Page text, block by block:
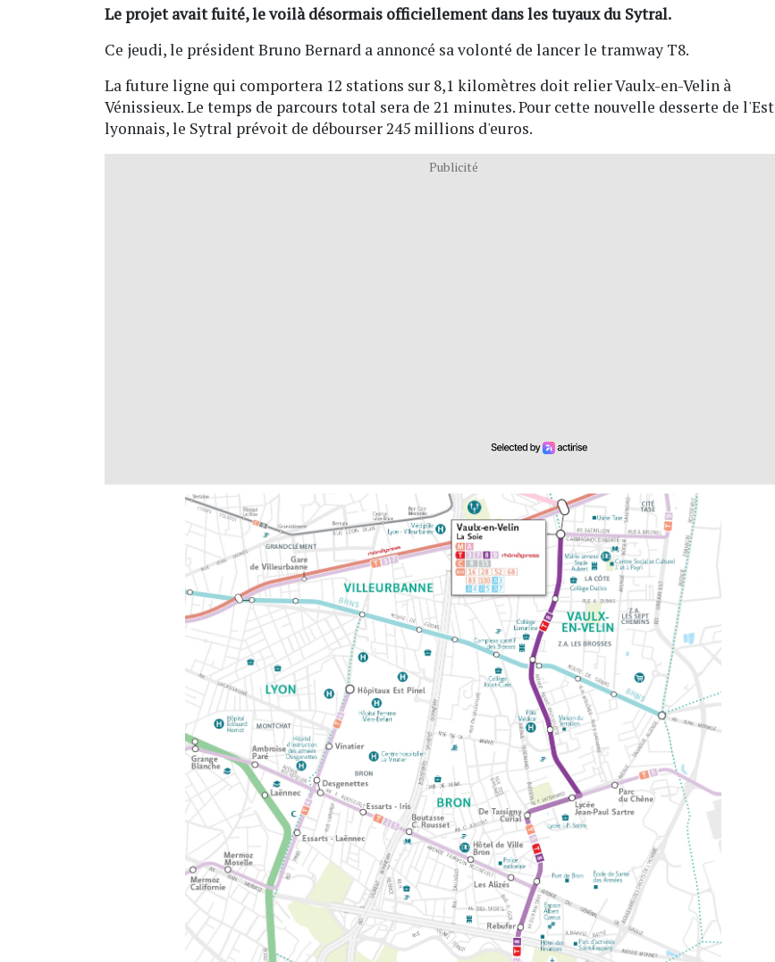
Le projet avait fuité, le voilà désormais officiellement dans les tuyaux du Sytral.
Ce jeudi, le président Bruno Bernard a annoncé sa volonté de lancer le tramway T8.
La future ligne qui comportera 12 stations sur 8,1 kilomètres doit relier Vaulx-en-Velin à
Vénissieux. Le temps de parcours total sera de 21 minutes. Pour cette nouvelle desserte de l'Est
lyonnais, le Sytral prévoit de débourser 245 millions d'euros.
Publicité